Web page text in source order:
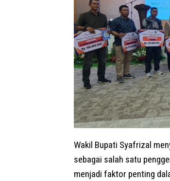
Wakil Bupati Syafrizal
sebagai salah satu
menjadi faktor penting